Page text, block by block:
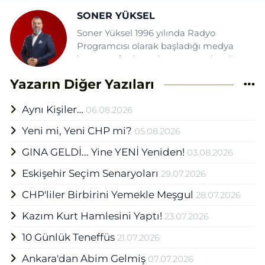
SONER YÜKSEL
Soner Yüksel 1996 yılında Radyo
Programcısı olarak başladığı medya
hayatına fasılasız devam etmektedir.
tv'lerinde yazı, haber ve sunuculuk
Haber Ajansı (EHA) bünyesinde Medya
sürdürmektedir.
Yazarın Diğer Yazıları
Aynı Kişiler… 06.08.2026
Yeni mi, Yeni CHP mi? 05.08.2026
GINA GELDİ... Yine YENİ Yeniden! 03.08.2026
Eskişehir Seçim Senaryoları 29.07.2026
CHP'liler Birbirini Yemekle Meşgul 28.07.2026
Kazım Kurt Hamlesini Yaptı! 23.07.2026
10 Günlük Teneffüs 21.07.2026
Ankara'dan Abim Gelmiş 07.07.2026